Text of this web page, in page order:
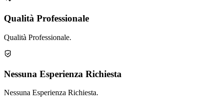
Qualità Professionale
Qualità Professionale.
Nessuna Esperienza Richiesta
Nessuna Esperienza Richiesta.